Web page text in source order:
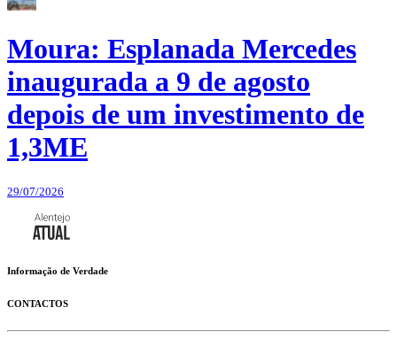
Moura: Esplanada Mercedes
inaugurada a 9 de agosto
depois de um investimento de
1,3ME
29/07/2026
Informação de Verdade
CONTACTOS